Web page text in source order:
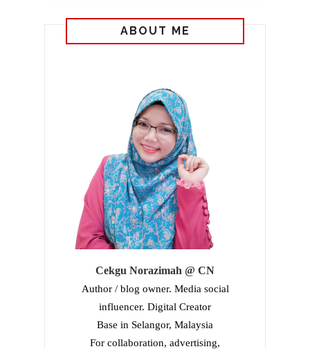
ABOUT ME
Cekgu Norazimah @ CN
Author / blog owner. Media social
influencer. Digital Creator
Base in Selangor, Malaysia
For collaboration, advertising,